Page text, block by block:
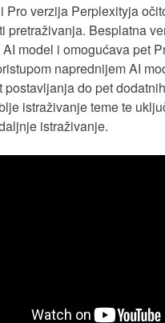
Pro verzija Perplexityja
pretraživanja. Besplatna
model i omogućava pet
naprednijem AI
postavljanja do pet
istraživanje teme te
istraživanje.